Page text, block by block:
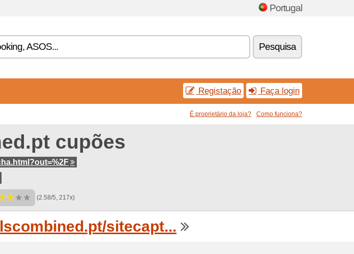
Portugal
Pesquisa
Registação Faça login
É proprietário da loja? Como funciona?
cupões
(2.58/5, 217x)
sitecapt...